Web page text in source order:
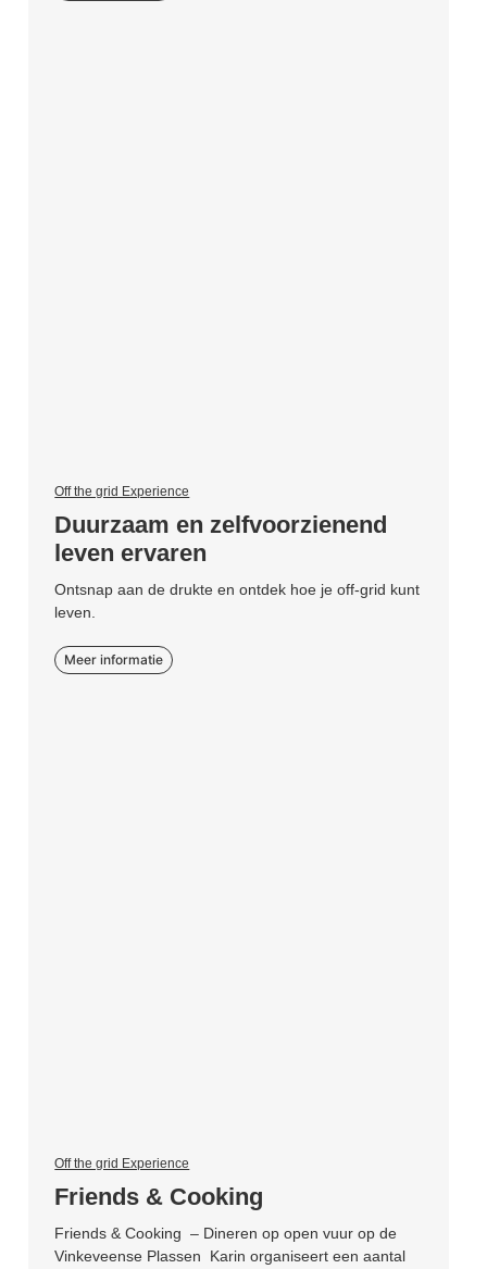
Off the grid Experience
Duurzaam en zelfvoorzienend
leven ervaren
Ontsnap aan de drukte en ontdek hoe je off-grid kunt
leven.
Meer informatie
Off the grid Experience
Friends & Cooking
Friends & Cooking – Dineren op open vuur op de
Vinkeveense Plassen Karin organiseert een aantal